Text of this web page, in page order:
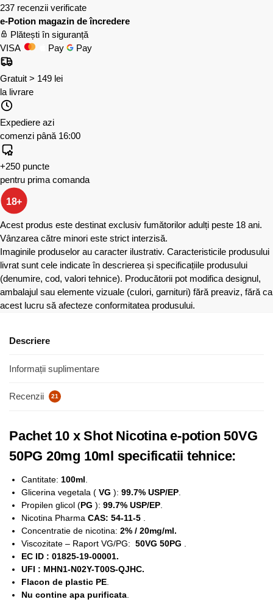
237 recenzii verificate
e-Potion magazin de încredere
Plătești în siguranță
VISA
Pay Pay
Gratuit > 149 lei
la livrare
Expediere azi
comenzi până 16:00
+250 puncte
pentru prima comanda
18+
Acest produs este destinat exclusiv fumătorilor adulți peste 18 ani.
Vânzarea către minori este strict interzisă.
Imaginile produselor au caracter ilustrativ. Caracteristicile produsului
livrat sunt cele indicate în descrierea și specificațiile produsului
(denumire, cod, valori tehnice). Producătorii pot modifica designul,
ambalajul sau elemente vizuale (culori, garnituri) fără preaviz, fără ca
acest lucru să afecteze conformitatea produsului.
Descriere
Informații suplimentare
Recenzii 21
Pachet 10 x Shot Nicotina e-potion 50VG
50PG 20mg 10ml specificatii tehnice:
Cantitate: 100ml
Glicerina vegetala ( VG ): 99.7% USP/EP
Propilen glicol (PG ): 99.7% USP/EP
Nicotina Pharma CAS: 54-11-5
Concentratie de nicotina: 2% / 20mg/ml.
Viscozitate – Raport VG/PG: 50VG 50PG
EC ID : 01825-19-00001.
UFI : MHN1-N02Y-T00S-QJHC.
Flacon de plastic PE
Nu contine apa purificata